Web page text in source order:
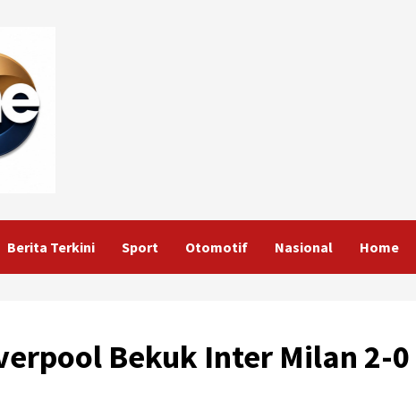
Berita Terkini Sport Otomotif Nasional Home
Bekuk Inter Milan 2-0